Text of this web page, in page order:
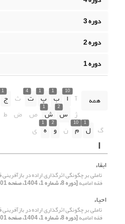
دوره 3
دوره 2
دوره 1
همه آ
10
ا
1
ب
1
پ
4
ت ث
1
ج
ژ
2
س
1
ش ص ض ط
گ
1
ل
10
م ن
2
و
1
ه ی
ا
ابقاء
تاملی بر چگونگی اثرگذاری اراده در
فقه امامیه[دوره 8، شماره 1، 1404، صفحه 201-180]
احیاء
تاملی بر چگونگی اثرگذاری اراده در
فقه امامیه[دوره 8، شماره 1، 1404، صفحه 201-180]